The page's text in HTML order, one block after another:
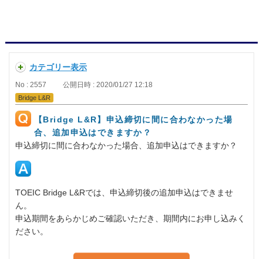
カテゴリー表示
No : 2557 公開日時 : 2020/01/27 12:18
Bridge L&R
【Bridge L&R】申込締切に間に合わなかった場
合、追加申込はできますか？
申込締切に間に合わなかった場合、追加申込はできますか？
TOEIC Bridge L&Rでは、申込締切後の追加申込はできませ
ん。
申込期間をあらかじめご確認いただき、期間内にお申し込みく
ださい。